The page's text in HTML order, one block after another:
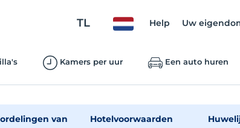
TL Help Uw
Kamers per uur Een auto huren
van
Hotelvoorwaarden